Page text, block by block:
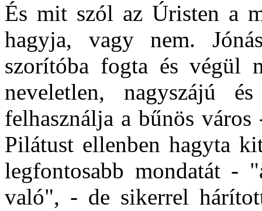
És mit szól az Úristen a
hagyja, vagy nem.
szorítóba fogta és végül
neveletlen, nagyszájú
felhasználja a bűnös
Pilátust ellenben hagyta
legfontosabb mondatát -
való", - de sikerrel